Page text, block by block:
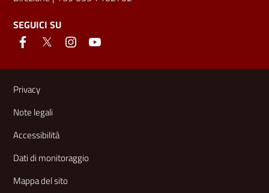
SEGUICI SU
Link e informazioni utili
Privacy
Note legali
Accessibilità
Dati di monitoraggio
Mappa del sito